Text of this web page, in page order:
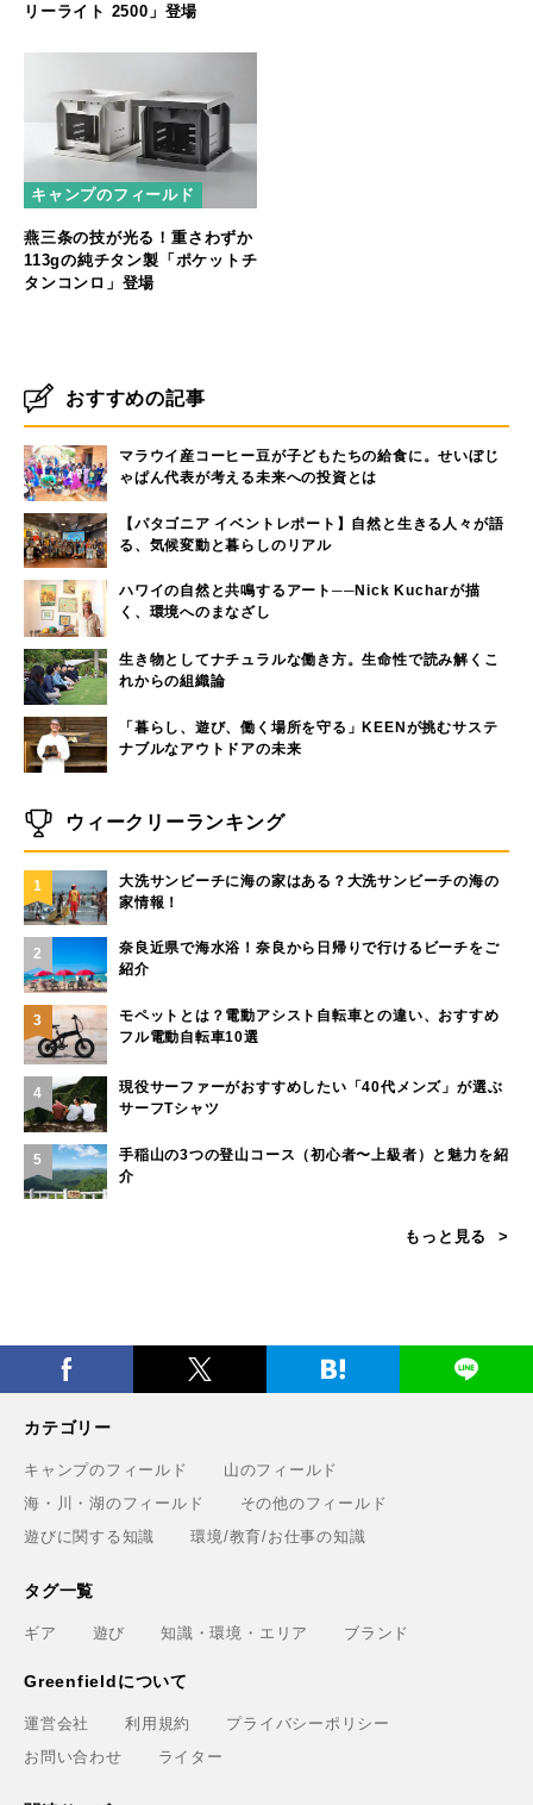
リーライト 2500」登場
キャンプのフィールド
燕三条の技が光る！重さわずか
113gの純チタン製「ポケットチ
タンコンロ」登場
おすすめの記事
マラウイ産コーヒー豆が子どもたちの給食に。せいぼじ
ゃぱん代表が考える未来への投資とは
【パタゴニア イベントレポート】自然と生きる人々が語
る、気候変動と暮らしのリアル
ハワイの自然と共鳴するアート──Nick Kucharが描
く、環境へのまなざし
生き物としてナチュラルな働き方。生命性で読み解くこ
れからの組織論
「暮らし、遊び、働く場所を守る」KEENが挑むサステ
ナブルなアウトドアの未来
ウィークリーランキング
1
大洗サンビーチに海の家はある？大洗サンビーチの海の
家情報！
2
奈良近県で海水浴！奈良から日帰りで行けるビーチをご
紹介
3
モペットとは？電動アシスト自転車との違い、おすすめ
フル電動自転車10選
4
現役サーファーがおすすめしたい「40代メンズ」が選ぶ
サーフTシャツ
5
手稲山の3つの登山コース（初心者〜上級者）と魅力を紹
介
もっと見る
カテゴリー
キャンプのフィールド
山のフィールド
海・川・湖のフィールド
その他のフィールド
遊びに関する知識
環境/教育/お仕事の知識
タグ一覧
ギア 遊び 知識・環境・エリア ブランド
Greenfieldについて
運営会社 利用規約
プライバシーポリシー
お問い合わせ
ライター